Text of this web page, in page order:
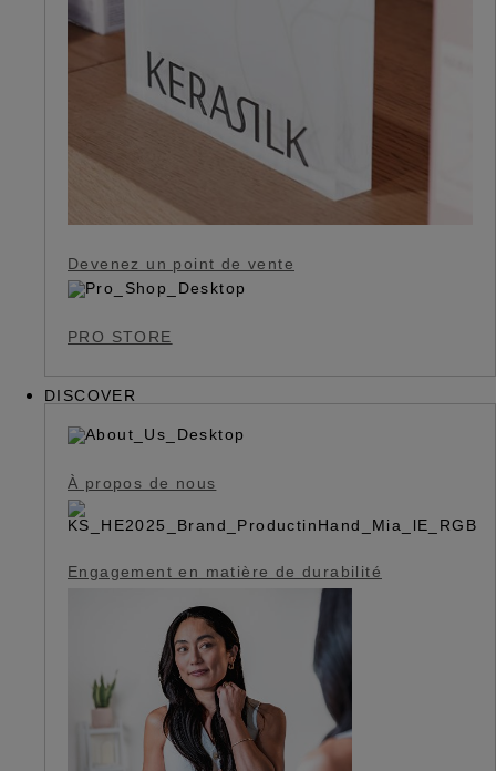
Devenez un point de vente
PRO STORE
DISCOVER
À propos de nous
Engagement en matière de durabilité